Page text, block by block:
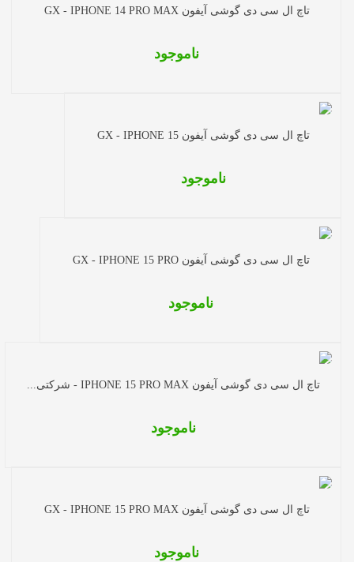
تاچ ال سی دی گوشی آیفون GX - IPHONE 14 PRO MAX
ناموجود
تاچ ال سی دی گوشی آیفون GX - IPHONE 15
ناموجود
تاچ ال سی دی گوشی آیفون GX - IPHONE 15 PRO
ناموجود
تاچ ال سی دی گوشی آیفون IPHONE 15 PRO MAX - شرکتی...
ناموجود
تاچ ال سی دی گوشی آیفون GX - IPHONE 15 PRO MAX
ناموجود